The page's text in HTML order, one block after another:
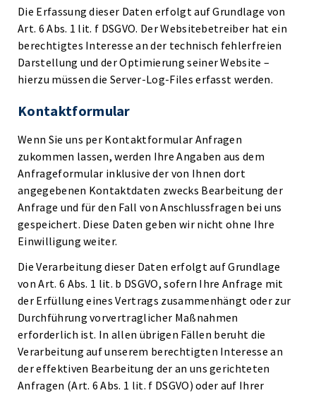
Die Erfassung dieser Daten erfolgt auf Grundlage von
Art. 6 Abs. 1 lit. f DSGVO. Der Websitebetreiber hat ein
berechtigtes Interesse an der technisch fehlerfreien
Darstellung und der Optimierung seiner Website –
hierzu müssen die Server-Log-Files erfasst werden.
Kontaktformular
Wenn Sie uns per Kontaktformular Anfragen
zukommen lassen, werden Ihre Angaben aus dem
Anfrageformular inklusive der von Ihnen dort
angegebenen Kontaktdaten zwecks Bearbeitung der
Anfrage und für den Fall von Anschlussfragen bei uns
gespeichert. Diese Daten geben wir nicht ohne Ihre
Einwilligung weiter.
Die Verarbeitung dieser Daten erfolgt auf Grundlage
von Art. 6 Abs. 1 lit. b DSGVO, sofern Ihre Anfrage mit
der Erfüllung eines Vertrags zusammenhängt oder zur
Durchführung vorvertraglicher Maßnahmen
erforderlich ist. In allen übrigen Fällen beruht die
Verarbeitung auf unserem berechtigten Interesse an
der effektiven Bearbeitung der an uns gerichteten
Anfragen (Art. 6 Abs. 1 lit. f DSGVO) oder auf Ihrer